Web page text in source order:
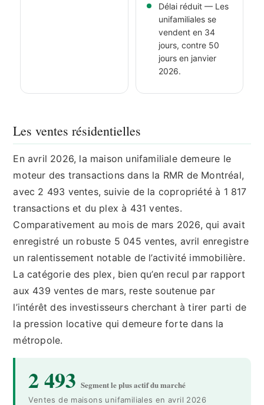
Délai réduit — Les
unifamiliales se
vendent en 34
jours, contre 50
jours en janvier
2026.
Les ventes résidentielles
En avril 2026, la maison unifamiliale demeure le
moteur des transactions dans la RMR de Montréal,
avec 2 493 ventes, suivie de la copropriété à 1 817
transactions et du plex à 431 ventes.
Comparativement au mois de mars 2026, qui avait
enregistré un robuste 5 045 ventes, avril enregistre
un ralentissement notable de l’activité immobilière.
La catégorie des plex, bien qu’en recul par rapport
aux 439 ventes de mars, reste soutenue par
l’intérêt des investisseurs cherchant à tirer parti de
la pression locative qui demeure forte dans la
métropole.
2 493 Segment le plus actif du marché
Ventes de maisons unifamiliales en avril 2026